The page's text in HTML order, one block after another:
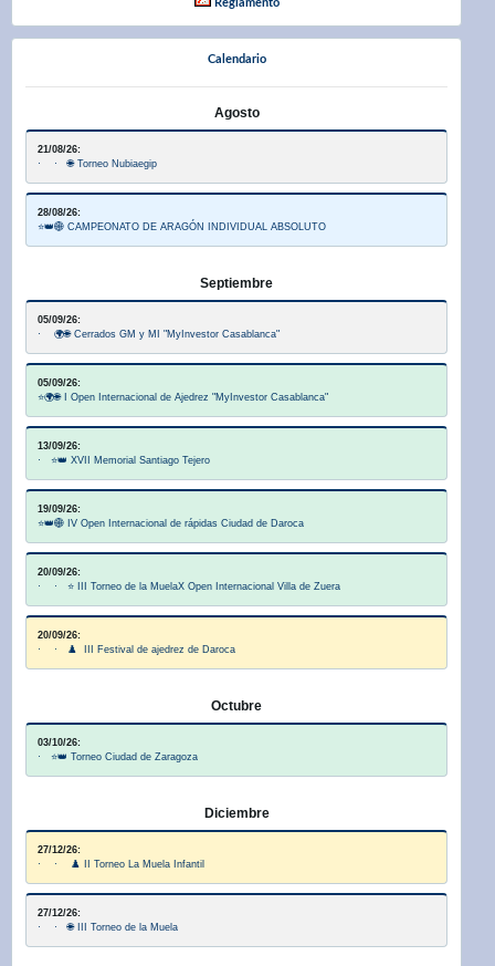
Reglamento
Calendario
Agosto
21/08/26:
· · 🌐 Torneo Nubiaegip
28/08/26:
⭐👑🌐 CAMPEONATO DE ARAGÓN INDIVIDUAL ABSOLUTO
Septiembre
05/09/26:
· 🌍🌐 Cerrados GM y MI "MyInvestor Casablanca"
05/09/26:
⭐🌍🌐 I Open Internacional de Ajedrez "MyInvestor Casablanca"
13/09/26:
· ⭐👑 XVII Memorial Santiago Tejero
19/09/26:
⭐👑🌐 IV Open Internacional de rápidas Ciudad de Daroca
20/09/26:
· · ⭐ III Torneo de la MuelaX Open Internacional Villa de Zuera
20/09/26:
· · ♟️ III Festival de ajedrez de Daroca
Octubre
03/10/26:
· ⭐👑 Torneo Ciudad de Zaragoza
Diciembre
27/12/26:
· · ♟️ II Torneo La Muela Infantil
27/12/26:
· · 🌐 III Torneo de la Muela